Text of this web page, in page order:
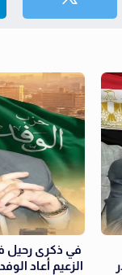
في ذكرى رحيل
الزعيم أعاد